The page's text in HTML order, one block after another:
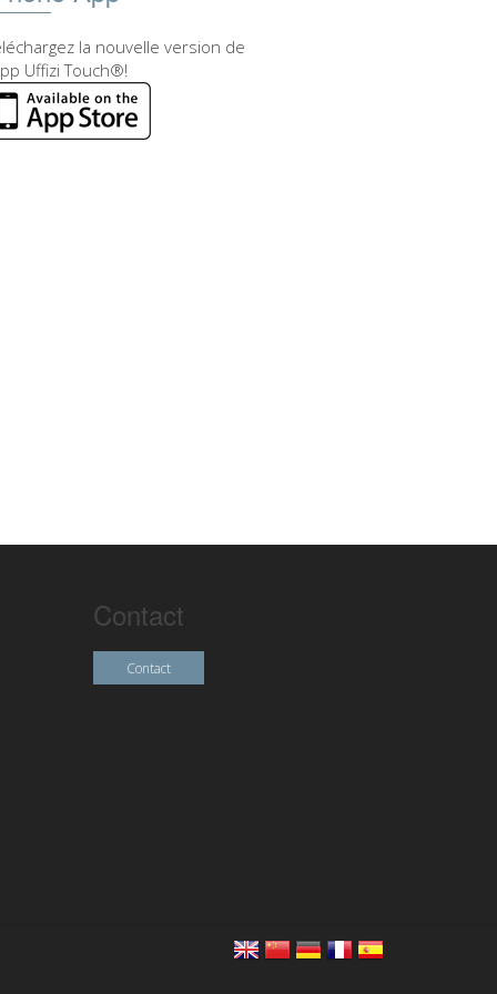
la nouvelle version de
Uffizi Touch®!
Contact
Contact